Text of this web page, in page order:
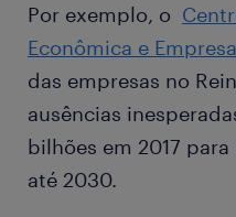
Por exemplo, o
Econômica e
das empresas no
ausências
bilhões em 2017
até 2030.